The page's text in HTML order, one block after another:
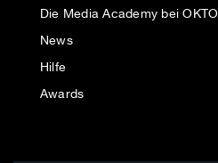
Die Media Academy bei OKTO
News
Hilfe
Awards